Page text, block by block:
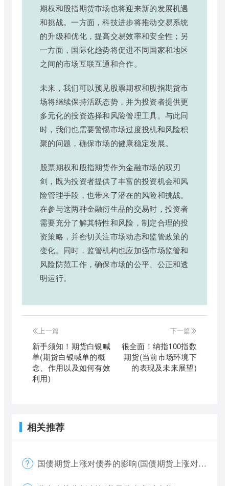
期权和股指期货市场也将迎来新的发展机遇
和挑战。一方面，科技进步将推动交易系统
的升级和优化，提高交易效率和安全性；另
一方面，国际化趋势将促进不同国家和地区
之间的市场互联互通和合作。
未来，我们可以预见股票期权和股指期货市
场将继续保持活跃态势，并为投资者提供更
多元化的投资选择和风险管理工具。与此同
时，我们也需要警惕市场过度投机和风险积
聚的问题，确保市场的健康稳定发展。
股票期权和股指期货作为金融市场的双刃
剑，既为投资者提供了丰富的投资机会和风
险管理手段，也带来了潜在的风险和挑战。
在参与这两种金融衍生品的交易时，投资者
需要充分了解其特性和风险，制定合理的投
资策略，并密切关注市场动态和监管政策的
变化。同时，监管机构也应加强市场监管和
风险防范工作，确保市场的公平、公正和透
明运行。
上一篇
新手须知！期货白银喊
单(期货白银喊单的概
念、作用以及如何有效
利用)
下一篇
很全面！纳指100指数
期货(当前市场环境下
的表现及未来展望)
相关推荐
国债期货上涨对债券的影响(国债期货上涨对债券的影响大吗)